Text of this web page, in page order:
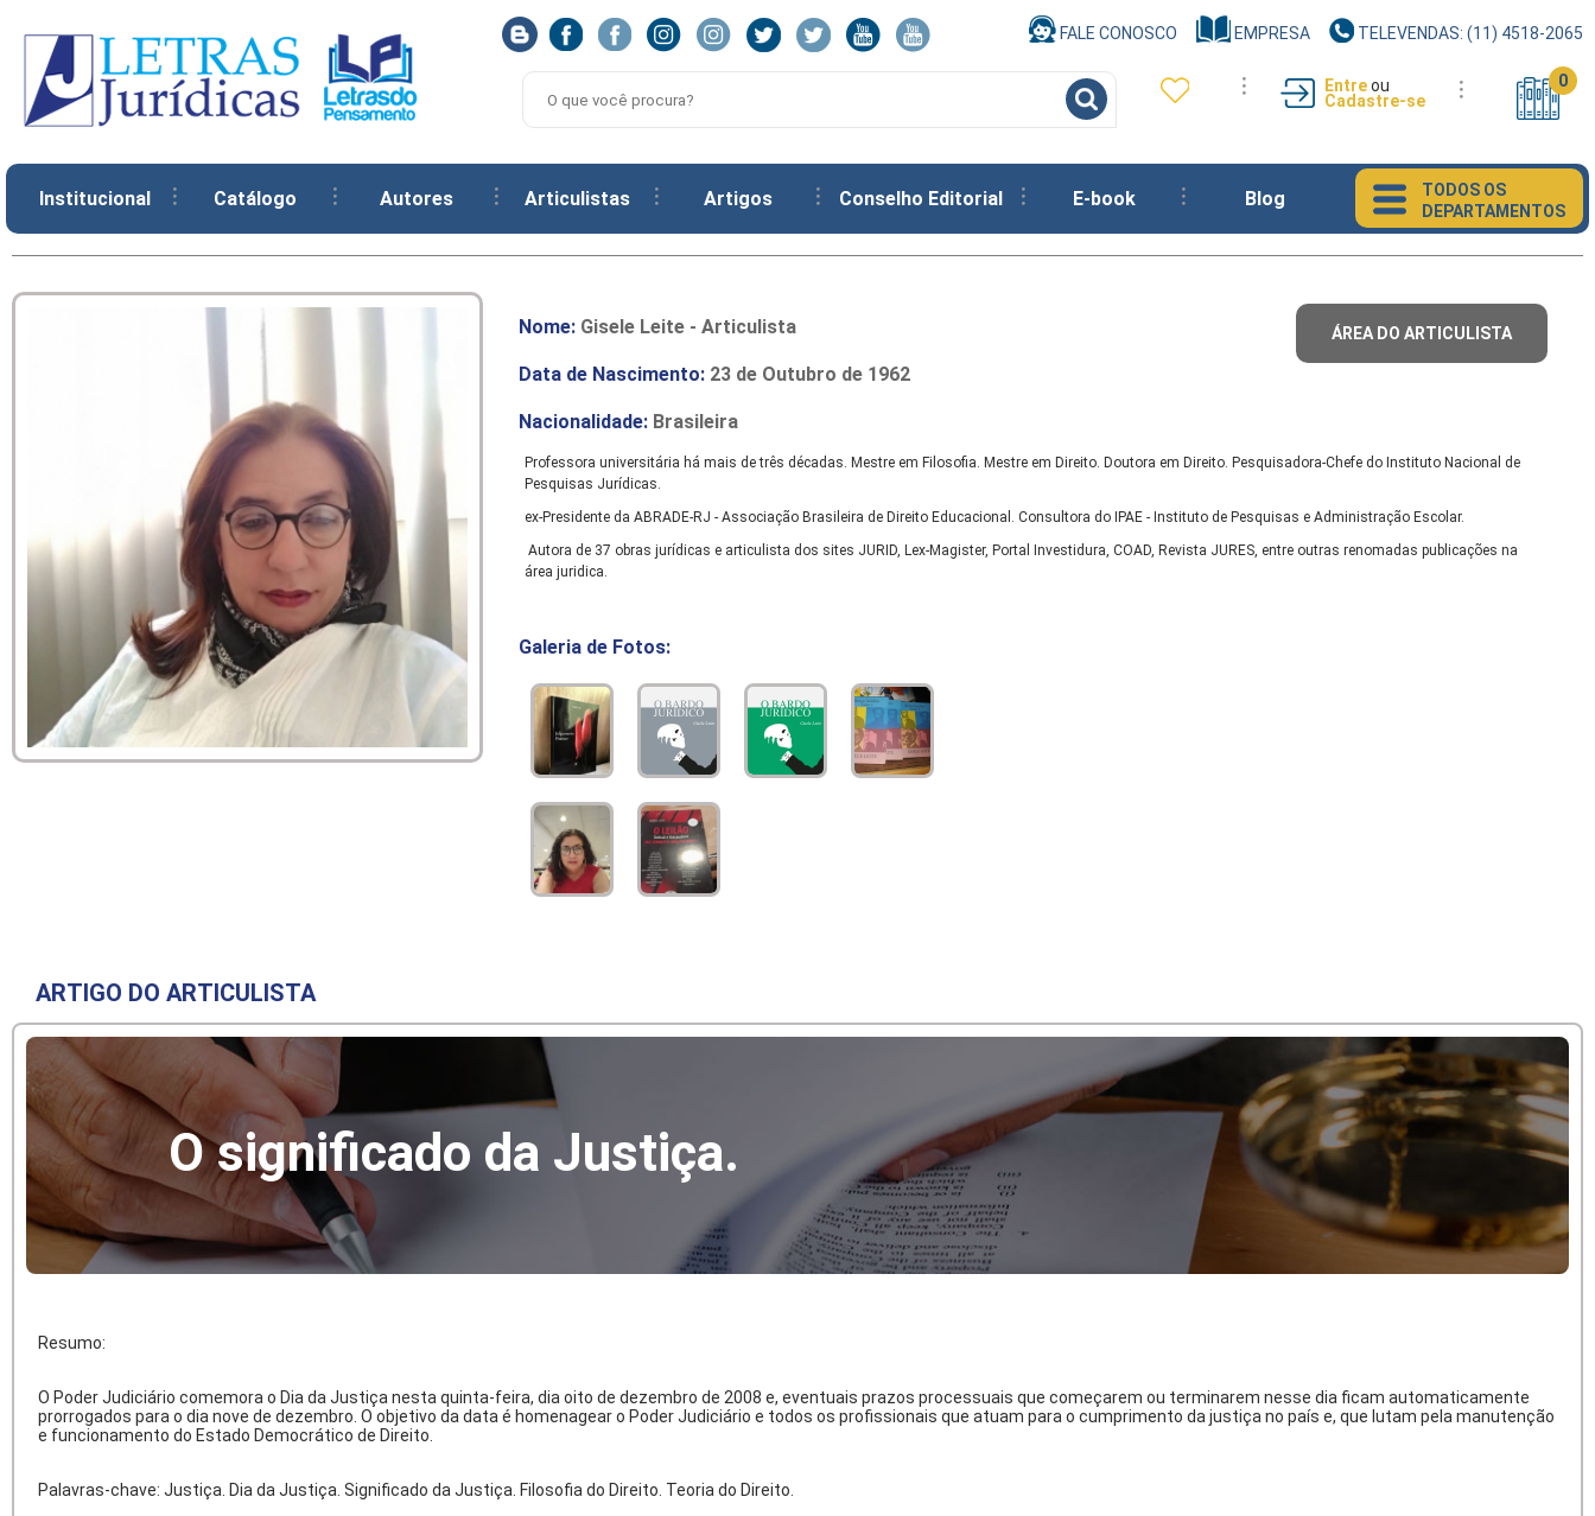
FALE CONOSCO EMPRESA TELEVENDAS: (11) 4518-2065
Entreou
Cadastre-se
0
Institucional Catálogo Autores Articulistas Artigos Conselho Editorial E-book Blog
TODOS OS
DEPARTAMENTOS
ÁREA DO ARTICULISTA
Nome: Gisele Leite - Articulista
Data de Nascimento: 23 de Outubro de 1962
Nacionalidade: Brasileira
Professora universitária há mais de três décadas. Mestre em Filosofia. Mestre em Direito. Doutora em Direito. Pesquisadora-Chefe do Instituto Nacional de
Pesquisas Jurídicas.
ex-Presidente da ABRADE-RJ - Associação Brasileira de Direito Educacional. Consultora do IPAE - Instituto de Pesquisas e Administração Escolar.
Autora de 37 obras jurídicas e articulista dos sites JURID, Lex-Magister, Portal Investidura, COAD, Revista JURES, entre outras renomadas publicações na
área juridica.
Galeria de Fotos:
ARTIGO DO ARTICULISTA
O significado da Justiça.
Resumo:
O Poder Judiciário comemora o Dia da Justiça nesta quinta-feira, dia oito de dezembro de 2008 e, eventuais prazos processuais que começarem ou terminarem nesse dia ficam automaticamente
prorrogados para o dia nove de dezembro. O objetivo da data é homenagear o Poder Judiciário e todos os profissionais que atuam para o cumprimento da justiça no país e, que lutam pela manutenção
e funcionamento do Estado Democrático de Direito.
Palavras-chave: Justiça. Dia da Justiça. Significado da Justiça. Filosofia do Direito. Teoria do Direito.